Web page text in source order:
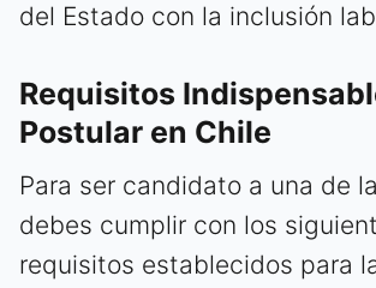
del Estado con la inclusión
Requisitos
Postular en Chile
Para ser candidato a una de
debes cumplir con los
requisitos establecidos para